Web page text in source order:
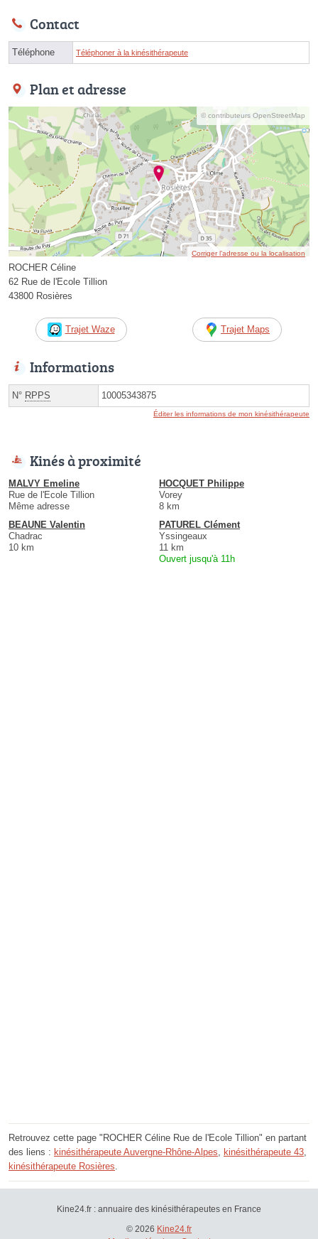
Contact
Téléphone Téléphoner à la kinésithérapeute
Plan et adresse
© contributeurs OpenStreetMap
Corriger l’adresse ou la localisation
ROCHER Céline
62 Rue de l'Ecole Tillion
43800 Rosières
Trajet Waze Trajet Maps
Informations
N° RPPS 10005343875
Éditer les informations de mon kinésithérapeute
Kinés à proximité
MALVY Emeline
Rue de l'Ecole Tillion
Même adresse
HOCQUET Philippe
Vorey
8 km
BEAUNE Valentin
Chadrac
10 km
PATUREL Clément
Yssingeaux
11 km
Ouvert jusqu'à 11h
Retrouvez cette page "ROCHER Céline Rue de l'Ecole Tillion" en partant
des liens : kinésithérapeute Auvergne-Rhône-Alpes kinésithérapeute 43
kinésithérapeute Rosières
Kine24.fr : annuaire des kinésithérapeutes en France
© 2026 Kine24.fr